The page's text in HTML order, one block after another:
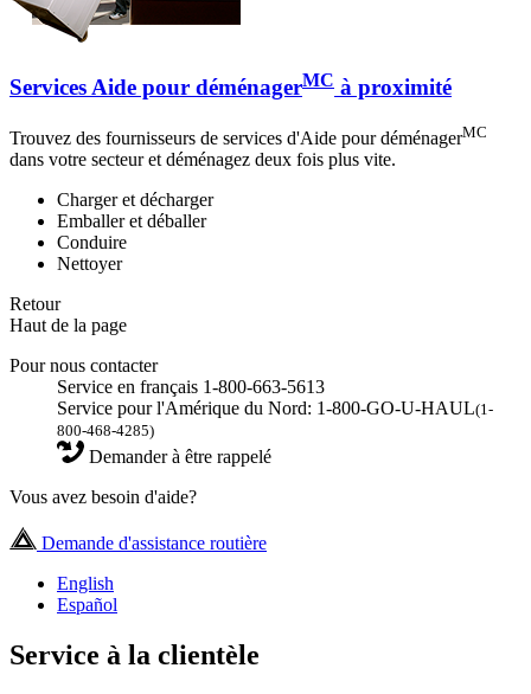
Services Aide pour déménagerMC à proximité
Trouvez des fournisseurs de services d'Aide pour déménagerMC
dans votre secteur et déménagez deux fois plus vite.
Charger et décharger
Emballer et déballer
Conduire
Nettoyer
Retour
Haut de la page
Pour nous contacter
Service en français 1-800-663-5613
Service pour l'Amérique du Nord: 1-800-GO-U-HAUL(1-
800-468-4285)
Demander à être rappelé
Vous avez besoin d'aide?
Demande d'assistance routière
English
Español
Service à la clientèle